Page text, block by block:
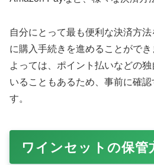
自分にとって最も便利な決済方
に購入手続きを進めることがで
よっては、ポイント払いなどの
いることもあるため、事前に確
す。
ワインセットの保管